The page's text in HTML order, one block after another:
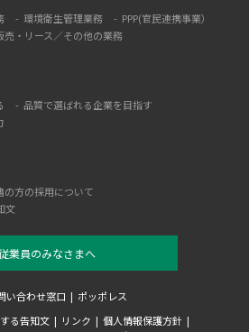
環境衛生管理業務
PPP(官民連携事業）
売・リース／その他の業務
品質で選ばれる企業を目指す
の方の採用について
文
業員のみなさまへ
い合わせ窓口
ポッポレス
る告知文
リンク
個人情報保護方針